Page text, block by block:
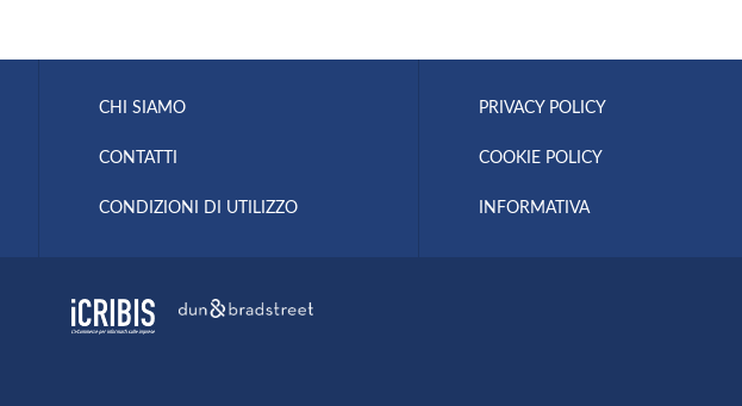
CHI SIAMO
CONTATTI
CONDIZIONI DI UTILIZZO
PRIVACY POLICY
COOKIE POLICY
INFORMATIVA